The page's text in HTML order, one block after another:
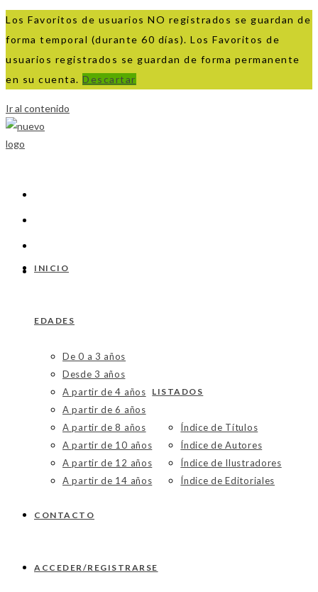
Los Favoritos de usuarios NO registrados se guardan de
forma temporal (durante 60 días). Los Favoritos de
usuarios registrados se guardan de forma permanente
en su cuenta. Descartar
Ir al contenido
INICIO
EDADES
De 0 a 3 años
Desde 3 años
A partir de 4 años
A partir de 6 años
A partir de 8 años
A partir de 10 años
A partir de 12 años
A partir de 14 años
LISTADOS
Índice de Títulos
Índice de Autores
Índice de Ilustradores
Índice de Editoriales
CONTACTO
ACCEDER/REGISTRARSE